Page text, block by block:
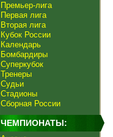
Премьер-лига
Первая лига
Вторая лига
Кубок России
Календарь
Бомбардиры
Суперкубок
Тренеры
Судьи
Стадионы
Сборная России
ЧЕМПИОНАТЫ: